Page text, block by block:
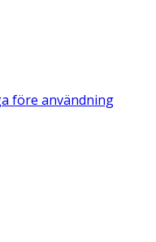
före användning